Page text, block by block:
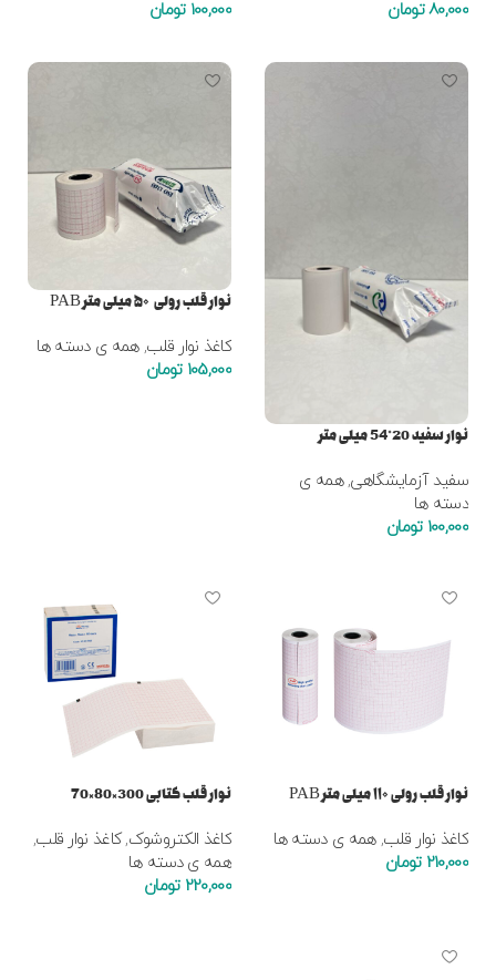
80,000 تومان
100,000 تومان
نوار سفید 20*54 میلی متر
سفید آزمایشگاهی,همه ی
دسته ها
100,000 تومان
نوار قلب رولی ۵۰ میلی متر PAB
کاغذ نوار قلب,همه ی دسته ها
105,000 تومان
نوار قلب رولی ۱۱۰ میلی متر PAB
کاغذ نوار قلب,همه ی دسته ها
210,000 تومان
نوار قلب کتابی 300×80×70
کاغذ الکتروشوک,کاغذ نوار قلب,
همه ی دسته ها
220,000 تومان